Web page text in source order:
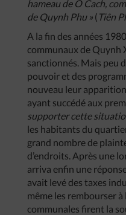
hameaude O Cach,
de Quynh Phu» ( Tiên
A la fin des années
communaux de Quynh
sanctionnés. Mais peu
pouvoir et des
nouveau leur
ayant succédé aux
supportercette
les habitants du
grand nombre de
d’endroits. Après une
arriva enfin une
avait levé des taxes
même les rembourser
communales firent la